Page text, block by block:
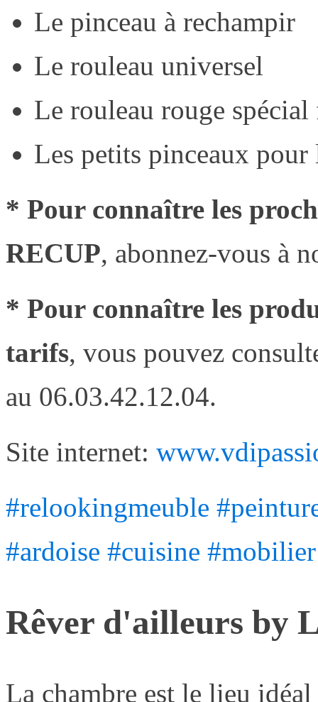
Le pinceau à rechampir
Le rouleau universel
Le rouleau rouge
Les petits pinceaux
* Pour connaître les
RECUP, abonnez-vous à
* Pour connaître les
tarifs, vous pouvez
au 06.03.42.12.04.
Site internet:
#relookingmeuble
#ardoise #cuisine #mobilier
Rêver d'ailleurs by
La chambre est le lieu